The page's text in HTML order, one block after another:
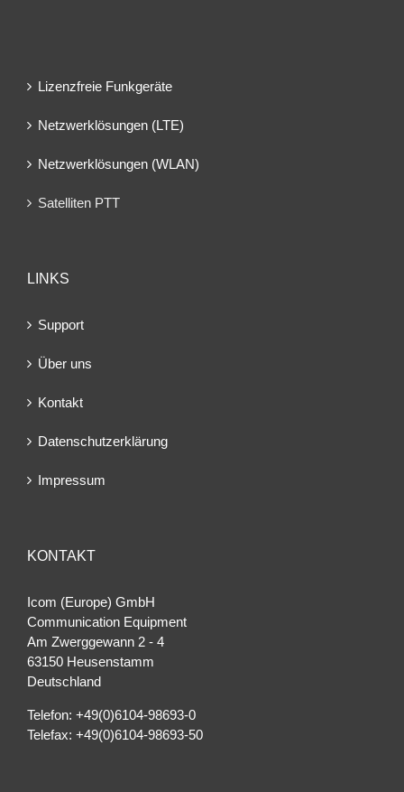
Lizenzfreie Funkgeräte
Netzwerklösungen (LTE)
Netzwerklösungen (WLAN)
Satelliten PTT
LINKS
Support
Über uns
Kontakt
Datenschutzerklärung
Impressum
KONTAKT
Icom (Europe) GmbH
Communication Equipment
Am Zwerggewann 2 ‐ 4
63150 Heusenstamm
Deutschland
Telefon: +49(0)6104-98693-0
Telefax: +49(0)6104-98693-50